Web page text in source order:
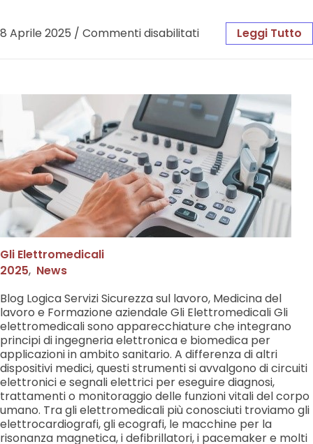
8 Aprile 2025 / Commenti disabilitati Leggi Tutto
Gli Elettromedicali
2025, News
Blog Logica Servizi Sicurezza sul lavoro, Medicina del
lavoro e Formazione aziendale Gli Elettromedicali Gli
elettromedicali sono apparecchiature che integrano
principi di ingegneria elettronica e biomedica per
applicazioni in ambito sanitario. A differenza di altri
dispositivi medici, questi strumenti si avvalgono di circuiti
elettronici e segnali elettrici per eseguire diagnosi,
trattamenti o monitoraggio delle funzioni vitali del corpo
umano. Tra gli elettromedicali più conosciuti troviamo gli
elettrocardiografi, gli ecografi, le macchine per la
risonanza magnetica, i defibrillatori, i pacemaker e molti